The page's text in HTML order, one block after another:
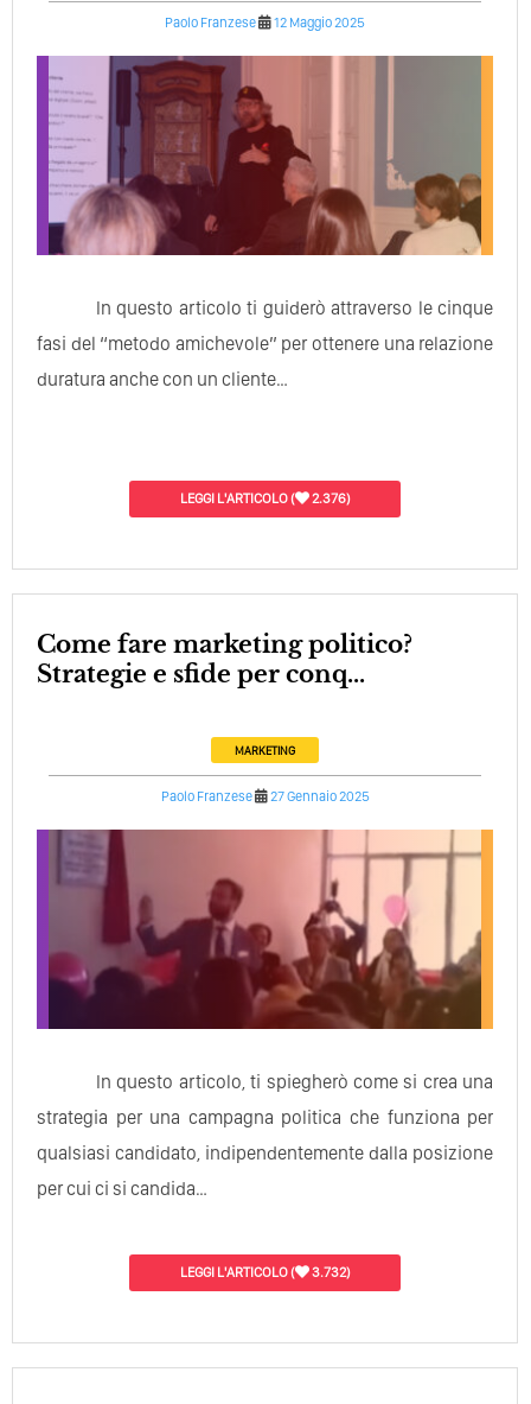
Paolo Franzese 12 Maggio 2025
In questo articolo ti guiderò attraverso le cinque
fasi del “metodo amichevole” per ottenere una relazione
duratura anche con un cliente…
LEGGI L'ARTICOLO( 2.376)
Come fare marketing politico?
Strategie e sfide per conq...
MARKETING
Paolo Franzese 27 Gennaio 2025
In questo articolo, ti spiegherò come si crea una
strategia per una campagna politica che funziona per
qualsiasi candidato, indipendentemente dalla posizione
per cui ci si candida…
LEGGI L'ARTICOLO( 3.732)